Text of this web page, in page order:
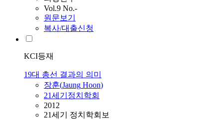
Vol.9 No.-
원문보기
복사/대출신청
KCI등재
19대 총선 결과의 의미
장훈(Jaung Hoon)
21세기정치학회
2012
21세기 정치학회보